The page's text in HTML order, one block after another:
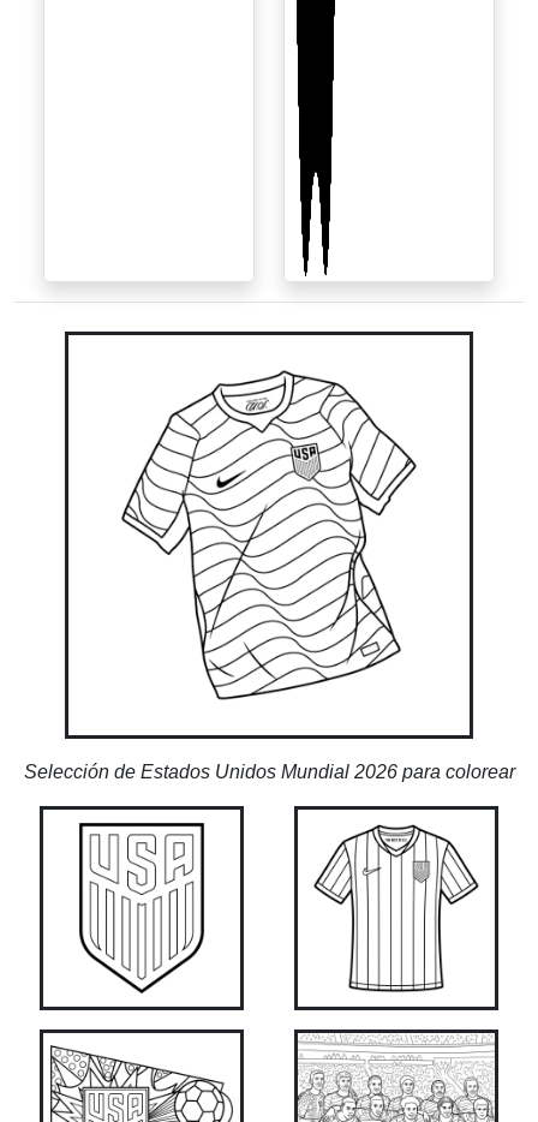
Selección de Estados Unidos Mundial 2026 para colorear